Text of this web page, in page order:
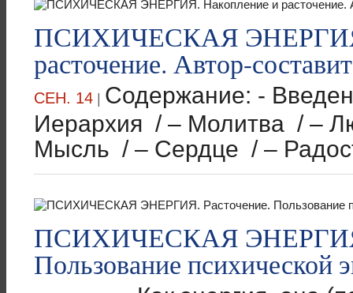
ПСИХИЧЕСКАЯ
расточение. Автор-
СЕН. 14 | Содержание: -
Иерархия / – Молитва / –
Мысль / – Сердце / –
ПСИХИЧЕСКАЯ ЭНЕРГИЯ.
Пользование психической